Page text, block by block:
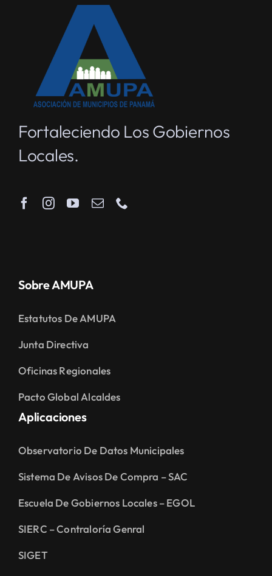
Fortaleciendo Los Gobiernos
Locales.
Sobre AMUPA
Estatutos De AMUPA
Junta Directiva
Oficinas Regionales
Pacto Global Alcaldes
Aplicaciones
Observatorio De Datos Municipales
Sistema De Avisos De Compra – SAC
Escuela De Gobiernos Locales – EGOL
SIERC – Contraloría Genral
SIGET